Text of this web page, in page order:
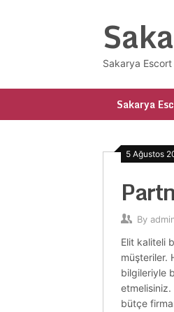
Sakarya
Sakarya
5 Ağustos
By
Elit kaliteli
müşteriler.
bilgileriyle
etmelisiniz.
bütçe